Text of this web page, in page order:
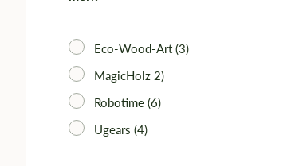
Eco-Wood-Art (3)‎
MagicHolz 2)‎
Robotime (6)‎
Ugears (4)‎